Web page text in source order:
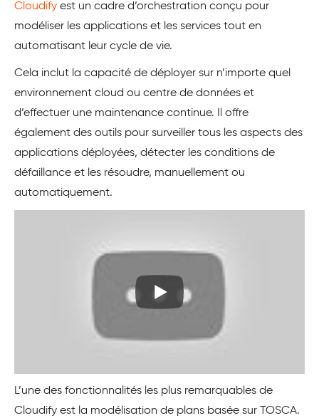
Cloudify est un cadre d’orchestration conçu pour
modéliser les applications et les services tout en
automatisant leur cycle de vie.
Cela inclut la capacité de déployer sur n’importe quel
environnement cloud ou centre de données et
d’effectuer une maintenance continue. Il offre
également des outils pour surveiller tous les aspects des
applications déployées, détecter les conditions de
défaillance et les résoudre, manuellement ou
automatiquement.
L’une des fonctionnalités les plus remarquables de
Cloudify est la modélisation de plans basée sur TOSCA.